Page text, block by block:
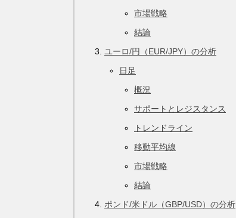
市場戦略
結論
ユーロ/円（EUR/JPY）の分析
日足
概況
サポートとレジスタンス
トレンドライン
移動平均線
市場戦略
結論
ポンド/米ドル（GBP/USD）の分析